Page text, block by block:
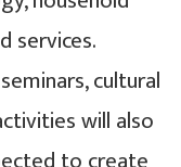
services.
cultural
will also